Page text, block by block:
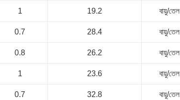
1 19.2 বায়ু/তেল
0.7 28.4 বায়ু/তেল
0.8 26.2 বায়ু/তেল
1 23.6 বায়ু/তেল
0.7 32.8 বায়ু/তেল